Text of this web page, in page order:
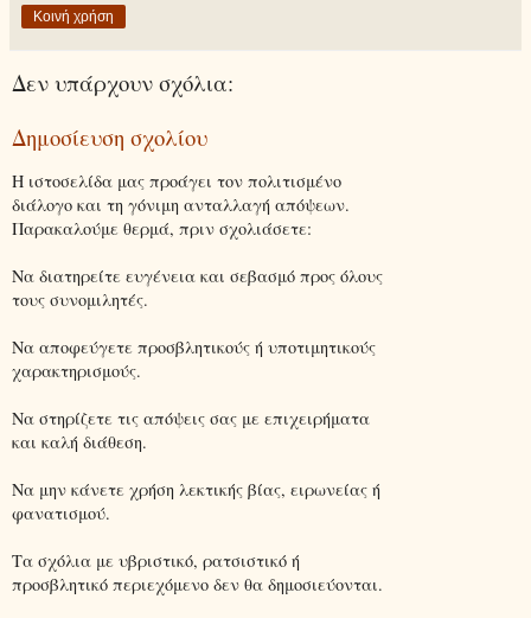
Κοινή χρήση
Δεν υπάρχουν σχόλια:
Δημοσίευση σχολίου
Η ιστοσελίδα μας προάγει τον πολιτισμένο
διάλογο και τη γόνιμη ανταλλαγή απόψεων.
Παρακαλούμε θερμά, πριν σχολιάσετε:
Να διατηρείτε ευγένεια και σεβασμό προς όλους
τους συνομιλητές.
Να αποφεύγετε προσβλητικούς ή υποτιμητικούς
χαρακτηρισμούς.
Να στηρίζετε τις απόψεις σας με επιχειρήματα
και καλή διάθεση.
Να μην κάνετε χρήση λεκτικής βίας, ειρωνείας ή
φανατισμού.
Τα σχόλια με υβριστικό, ρατσιστικό ή
προσβλητικό περιεχόμενο δεν θα δημοσιεύονται.